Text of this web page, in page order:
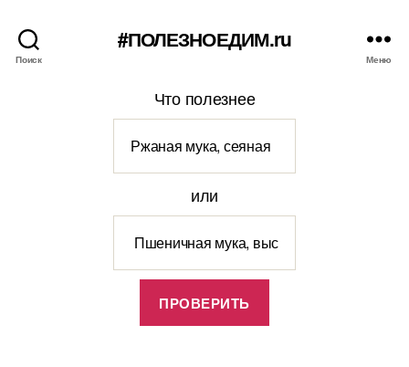
Поиск
#ПОЛЕЗНОЕДИМ.ru
Меню
Что полезнее
или